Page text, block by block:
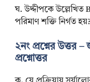
ঘ. উদ্দীপকে উল্লেখিত
পরিমাণ শক্তি নির্গত
২নং প্রশ্নের উত্তর
প্রশ্নোত্তর